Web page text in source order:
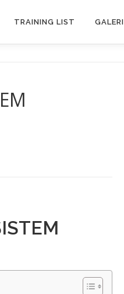
TRAINING LIST GALERI